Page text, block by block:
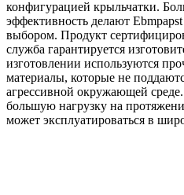
конфигурацией крыльчатки.
эффективность делают
выбором. Продукт
служба гарантируется
изготовлении используются
материалы, которые не
агрессивной окружающей
большую нагрузку на
может эксплуатироваться в